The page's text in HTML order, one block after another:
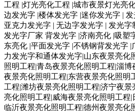
工程 |灯光亮化工程 |城市夜景灯光亮
边发光字 |楼体发光字 |迷你发光字 |
亚克力发光字 | 无边字发光字 | 发光字
发光字厂家 背发光字 |济南亮化 |吸塑
东亮化 |平面发光字 |不锈钢背发光字
力发光字和通体发光字|山东夜景亮化
照明工程|青岛夜景亮化照明工程|淄
夜景亮化照明工程|东营夜景亮化照明
工程|潍坊夜景亮化照明工程|济宁夜
亮化照明工程|威海夜景亮化照明工程
临沂夜景亮化照明工程|德州夜景亮化